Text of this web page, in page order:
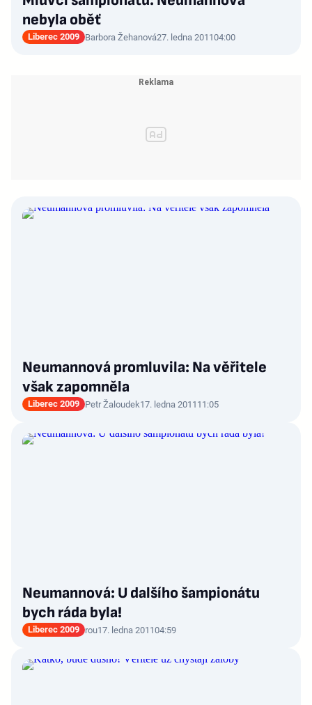
nebyla oběť
Liberec 2009 Barbora Žehanová27. ledna 201104:00
Neumannová promluvila: Na věřitele
však zapomněla
Liberec 2009 Petr Žaloudek17. ledna 2011 11:05
Neumannová: U dalšího šampionátu
bych ráda byla!
Liberec 2009 rou17. ledna 201104:59